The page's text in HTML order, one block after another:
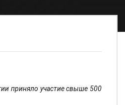
приняло участие свыше 500